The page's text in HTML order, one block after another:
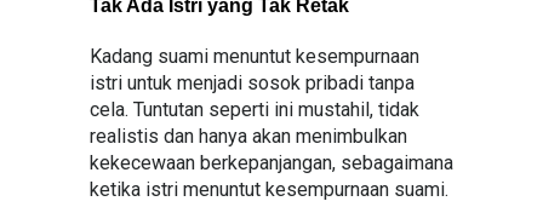
Tak Ada Istri yang Tak Retak
Kadang suami menuntut kesempurnaan
istri untuk menjadi sosok pribadi tanpa
cela. Tuntutan seperti ini mustahil, tidak
realistis dan hanya akan menimbulkan
kekecewaan berkepanjangan, sebagaimana
ketika istri menuntut kesempurnaan suami.